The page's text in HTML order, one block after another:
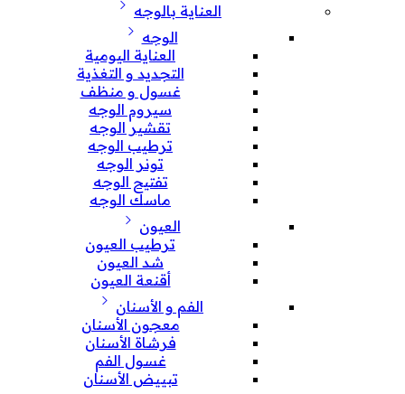
العناية بالوجه
الوجه
العناية اليومية
التجديد و التغذية
غسول و منظف
سيروم الوجه
تقشير الوجه
ترطيب الوجه
تونر الوجه
تفتيح الوجه
ماسك الوجه
العيون
ترطيب العيون
شد العيون
أقنعة العيون
الفم و الأسنان
معجون الأسنان
فرشاة الأسنان
غسول الفم
تبييض الأسنان